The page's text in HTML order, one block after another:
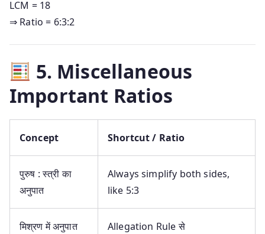
LCM = 18
⇒ Ratio = 6:3:2
5. Miscellaneous
Important Ratios
Concept Shortcut / Ratio
पुरुष : स्त्री का
अनुपात
Always simplify both sides,
like 5:3
मिश्रण में अनुपात Allegation Rule से